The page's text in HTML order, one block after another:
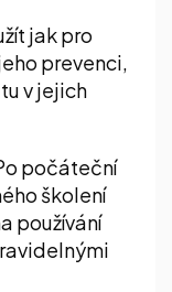
jak pro
prevenci,
v jejich
počáteční
školení
používání